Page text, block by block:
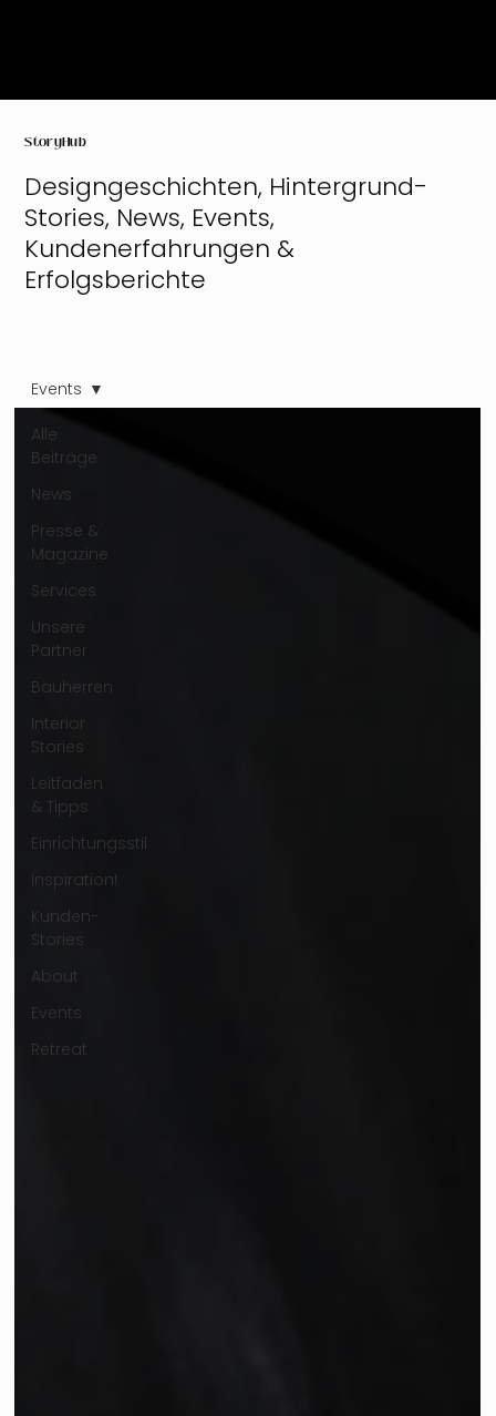
StoryHub
Designgeschichten, Hintergrund-
Stories, News, Events,
Kundenerfahrungen &
Erfolgsberichte
Alle
Beiträge
News
Presse &
Magazine
Services
Unsere
Partner
Bauherren
Interior
Stories
Leitfaden
& Tipps
Einrichtungsstil
Inspiration!
Kunden-
Stories
About
Events
Retreat
Events